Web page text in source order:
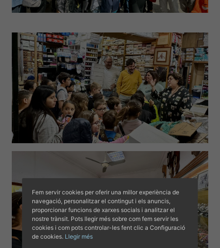
Fem servir cookies per oferir una millor experiència de
navegació, personalitzar el contingut i els anuncis,
proporcionar funcions de xarxes socials i analitzar el
nostre trànsit. Pots llegir més sobre com fem servir les
cookies i com pots controlar-les fent clic a Configuració
de cookies. Llegir més